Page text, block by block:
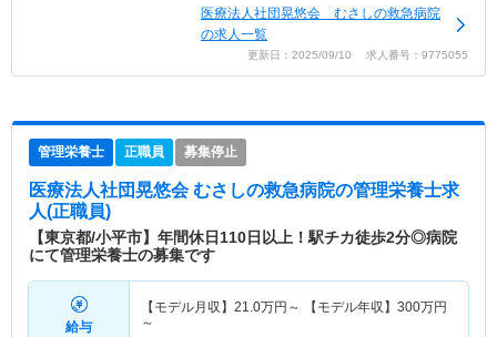
医療法人社団晃悠会 むさしの救急病院
の求人一覧
更新日：2025/09/10 求人番号：9775055
管理栄養士 正職員 募集停止
医療法人社団晃悠会 むさしの救急病院の管理栄養士求
人(正職員)
【東京都/小平市】年間休日110日以上！駅チカ徒歩2分◎病院
にて管理栄養士の募集です
給与
【モデル月収】 21.0万円～ 【モデル年収】 300万円
～